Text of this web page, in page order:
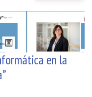
en la